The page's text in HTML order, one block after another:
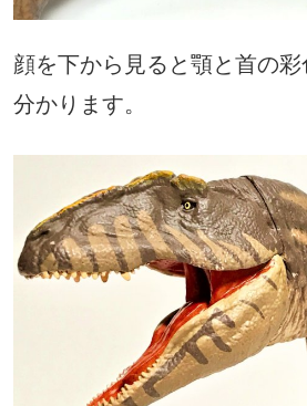
顔を下から見ると顎と首の
分かります。